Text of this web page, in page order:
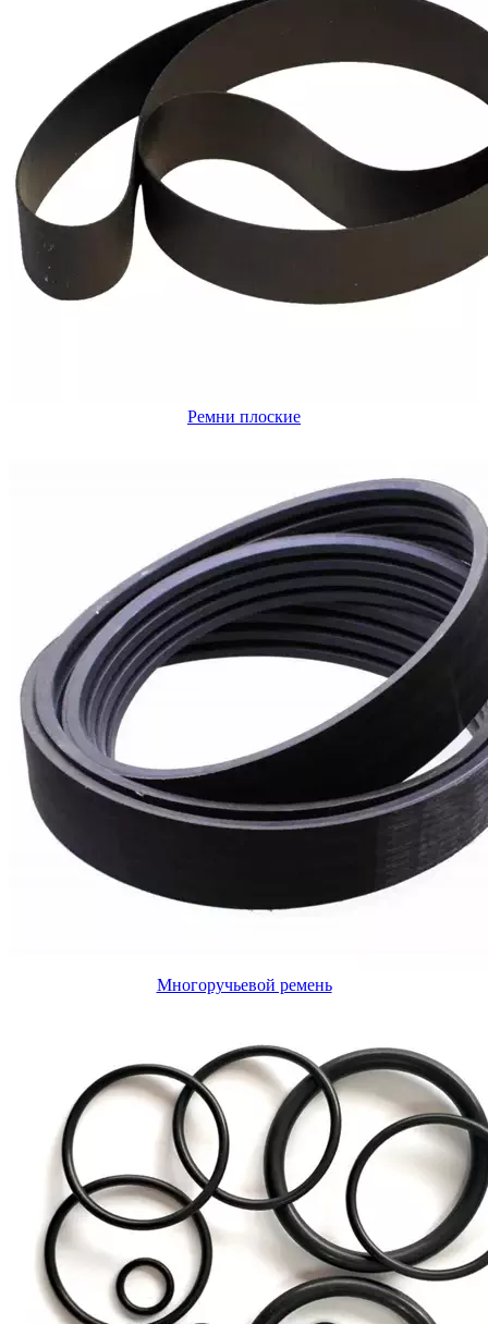
Ремни плоские
Многоручьевой ремень